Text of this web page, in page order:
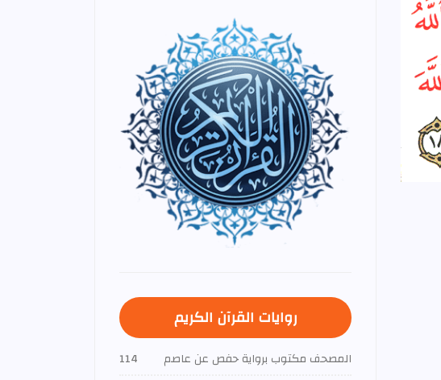
روايات القرآن الكريم
المصحف مكتوب برواية حفص عن عاصم
114